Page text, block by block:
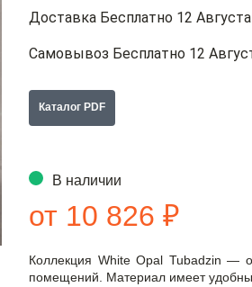
Доставка Бесплатно 12 Августа
Самовывоз Бесплатно 12
Каталог PDF
В наличии
от 10 826 ₽
Коллекция White Opal Tubadzin —
помещений. Материал имеет